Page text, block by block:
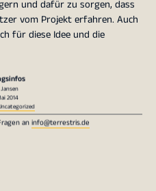
und dafür zu sorgen, dass
vom Projekt erfahren. Auch
für diese Idee und die
2014
aninfo@terrestris.de